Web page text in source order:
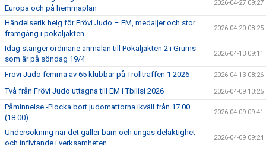
Europa och på hemmaplan
2026-04-27 09:27
Händelserik helg för Frövi Judo – EM, medaljer och stor
framgång i pokaljakten
2026-04-20 08:25
Idag stänger ordinarie anmälan till Pokaljakten 2 i Grums
som är på söndag 19/4
2026-04-13 09:11
Frövi Judo femma av 65 klubbar på Trollträffen 1 2026 2026-04-13 08:26
Två från Frövi Judo uttagna till EM i Tbilisi 2026 2026-04-09 13:25
Påminnelse -Plocka bort judomattorna ikväll från 17.00
(18.00)
2026-04-09 09:41
Undersökning när det gäller barn och ungas delaktighet
och inflytande i verksamheten
2026-04-09 09:24